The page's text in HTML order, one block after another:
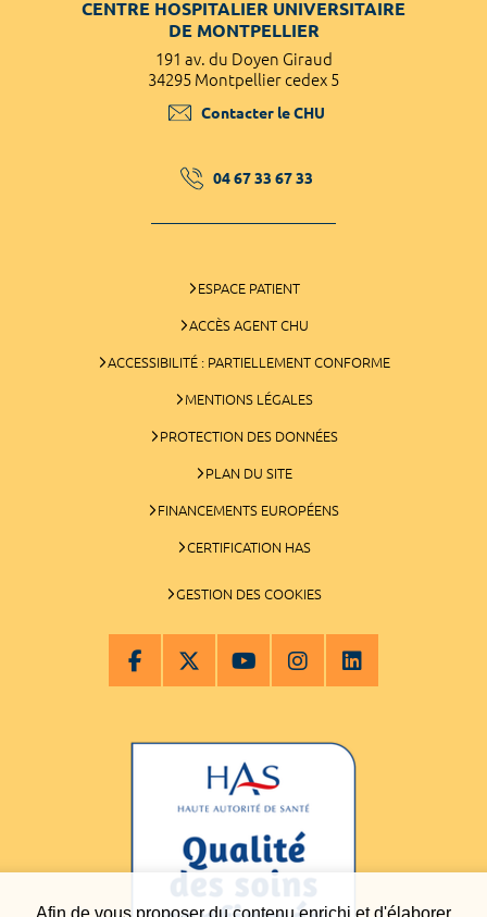
Afin de vous proposer du contenu enrichi et d'élaborer
CENTRE HOSPITALIER UNIVERSITAIRE
DE MONTPELLIER
191 av. du Doyen Giraud
34295 Montpellier cedex 5
Contacter le CHU
04 67 33 67 33
ESPACE PATIENT
ACCÈS AGENT CHU
ACCESSIBILITÉ : PARTIELLEMENT CONFORME
MENTIONS LÉGALES
PROTECTION DES DONNÉES
PLAN DU SITE
FINANCEMENTS EUROPÉENS
CERTIFICATION HAS
GESTION DES COOKIES